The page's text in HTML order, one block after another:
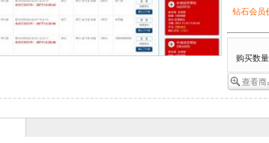
钻石会员
购买数